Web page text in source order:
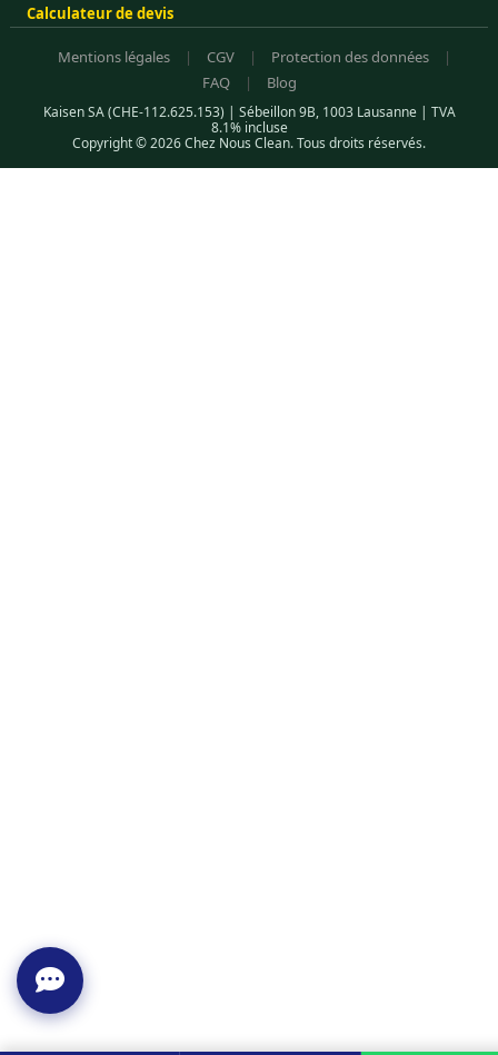
Calculateur de devis
Mentions légales | CGV | Protection des données
|
FAQ
| Blog
Kaisen SA (CHE-112.625.153) | Sébeillon 9B, 1003 Lausanne | TVA
8.1% incluse
Copyright © 2026 Chez Nous Clean. Tous droits réservés.